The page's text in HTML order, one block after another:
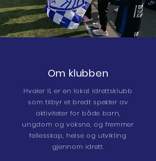
Om klubben
Hvaler IL er en lokal idrettsklubb
som tilbyr et bredt spekter av
aktiviteter for både barn,
ungdom og voksne, og fremmer
fellesskap, helse og utvikling
gjennom idrett.